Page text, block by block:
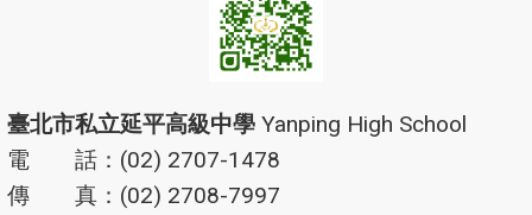
臺北市私立延平高級中學 Yanping High School
電 話：(02) 2707-1478
傳 真：(02) 2708-7997